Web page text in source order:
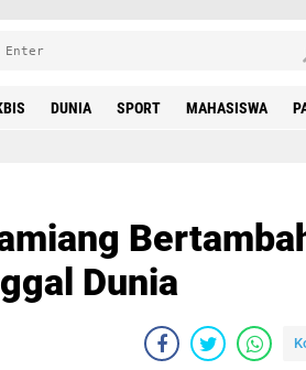
DUNIA SPORT MAHASISWA
Dunia